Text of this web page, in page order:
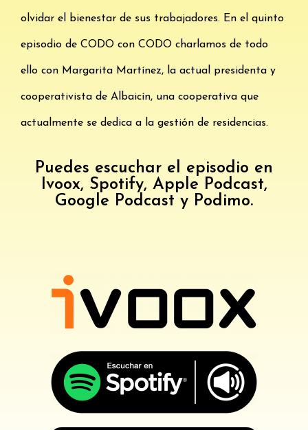
olvidar el bienestar de sus trabajadores. En el quinto
episodio de CODO con CODO charlamos de todo
ello con Margarita Martínez, la actual presidenta y
cooperativista de Albaicín, una cooperativa que
actualmente se dedica a la gestión de residencias.
Puedes escuchar el episodio en
Ivoox, Spotify, Apple Podcast,
Google Podcast y Podimo.